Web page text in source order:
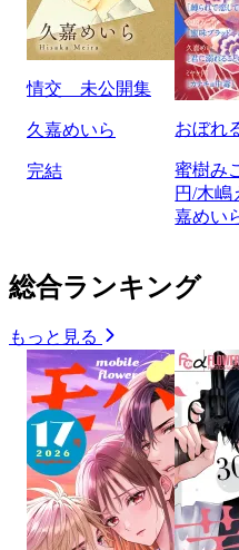
情交 未公開集
久嘉めいら
完結
おぼれ
蜜樹み
円/木嶋
嘉めい
総合ランキング
もっと見る